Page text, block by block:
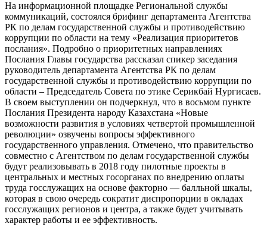
На информационной площадке Региональной службы
коммуникаций, состоялся брифинг департамента Агентства
РК по делам государственной службы и противодействию
коррупции по области на тему «Реализация приоритетов
послания». Подробно о приоритетных направлениях
Послания Главы государства рассказал спикер заседания
руководитель департамента Агентства РК по делам
государственной службы и противодействию коррупции по
области – Председатель Совета по этике Серикбай Нургисаев.
В своем выступлении он подчеркнул, что в восьмом пункте
Послания Президента народу Казахстана «Новые
возможности развития в условиях четвертой промышленной
революции» озвучены вопросы эффективного
государственного управления. Отмечено, что правительство
совместно с Агентством по делам государственной службы
будут реализовывать в 2018 году пилотные проекты в
центральных и местных госорганах по внедрению оплаты
труда госслужащих на основе факторно — балльной шкалы,
которая в свою очередь сократит диспропорции в окладах
госслужащих регионов и центра, а также будет учитывать
характер работы и ее эффективность.